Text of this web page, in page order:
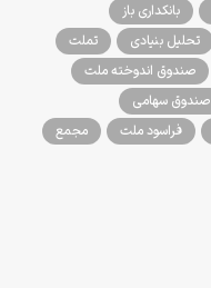
بانکداری باز
تحلیل بنیادی
تملت
صندوق اندوخته ملت
صندوق سهامی
فراسود ملت
مجمع